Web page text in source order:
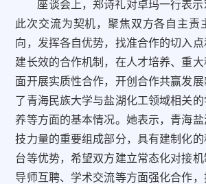
座谈会上，郑诗礼对卓玛一行表
此次交流为契机，聚焦双方各自主责
向，发挥各自优势，找准合作的切入
建长效的合作机制，在人才培养、重
面开展实质性合作，开创合作共赢发
了青海民族大学与盐湖化工领域相关
养等方面的基本情况。她表示，青海
技力量的重要组成部分，具有建制化
台等优势，希望双方建立常态化对接机
导师互聘、学术交流等方面强化合作